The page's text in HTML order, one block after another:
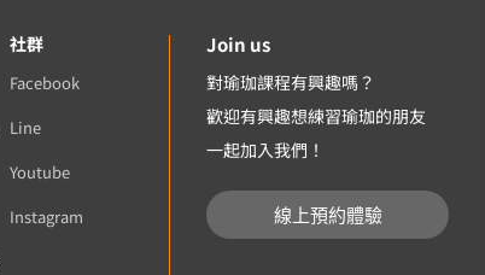
社群
Facebook
Line
Youtube
Instagram
Join us
對瑜珈課程有興趣嗎？
歡迎有興趣想練習瑜珈的朋友
一起加入我們！
線上預約體驗